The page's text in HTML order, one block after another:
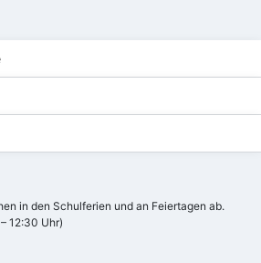
in den Schulferien und an Feiertagen ab.
12:30 Uhr)